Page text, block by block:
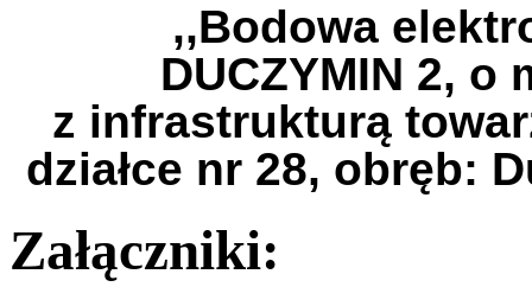
,,Bodowa
DUCZYMIN 2, o
z infrastrukturą
działce nr 28, obręb:
Załączniki: